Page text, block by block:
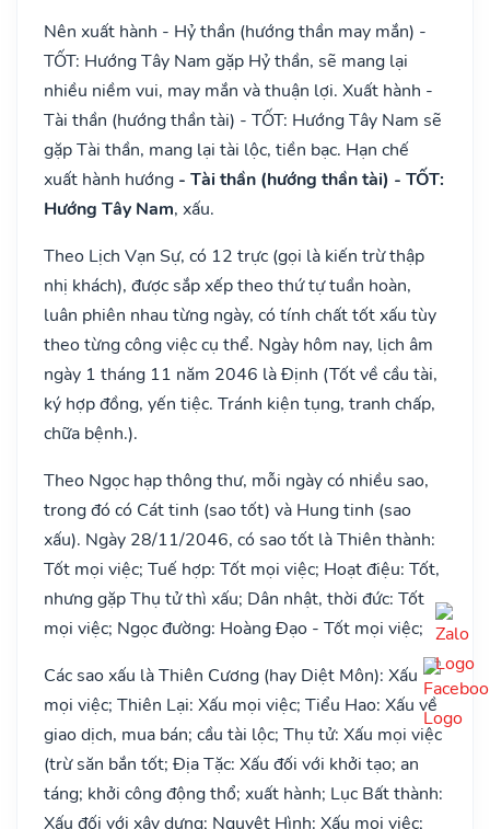
Nên xuất hành - Hỷ thần (hướng thần may mắn) -
TỐT: Hướng Tây Nam gặp Hỷ thần, sẽ mang lại
nhiều niềm vui, may mắn và thuận lợi. Xuất hành -
Tài thần (hướng thần tài) - TỐT: Hướng Tây Nam sẽ
gặp Tài thần, mang lại tài lộc, tiền bạc. Hạn chế
xuất hành hướng - Tài thần (hướng thần tài) - TỐT:
Hướng Tây Nam, xấu.
Theo Lịch Vạn Sự, có 12 trực (gọi là kiến trừ thập
nhị khách), được sắp xếp theo thứ tự tuần hoàn,
luân phiên nhau từng ngày, có tính chất tốt xấu tùy
theo từng công việc cụ thể. Ngày hôm nay, lịch âm
ngày 1 tháng 11 năm 2046 là Định (Tốt về cầu tài,
ký hợp đồng, yến tiệc. Tránh kiện tụng, tranh chấp,
chữa bệnh.).
Theo Ngọc hạp thông thư, mỗi ngày có nhiều sao,
trong đó có Cát tinh (sao tốt) và Hung tinh (sao
xấu). Ngày 28/11/2046, có sao tốt là Thiên thành:
Tốt mọi việc; Tuế hợp: Tốt mọi việc; Hoạt điệu: Tốt,
nhưng gặp Thụ tử thì xấu; Dân nhật, thời đức: Tốt
mọi việc; Ngọc đường: Hoàng Đạo - Tốt mọi việc;
Các sao xấu là Thiên Cương (hay Diệt Môn): Xấu
mọi việc; Thiên Lại: Xấu mọi việc; Tiểu Hao: Xấu về
giao dịch, mua bán; cầu tài lộc; Thụ tử: Xấu mọi việc
(trừ săn bắn tốt; Địa Tặc: Xấu đối với khởi tạo; an
táng; khởi công động thổ; xuất hành; Lục Bất thành:
Xấu đối với xây dựng; Nguyệt Hình: Xấu mọi việc;